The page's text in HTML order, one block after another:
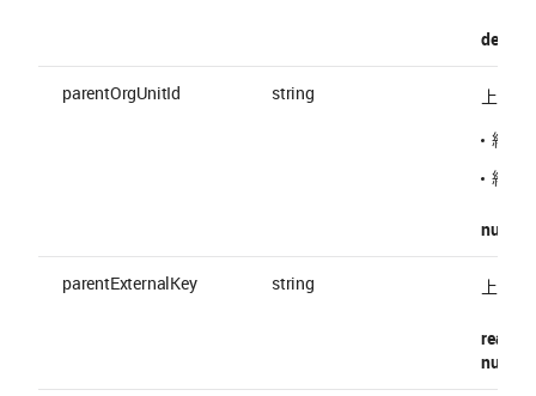
default
parentOrgUnitId string
上位
組織
組織
parentExternalKey string 上位